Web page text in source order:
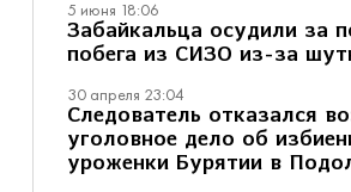
5 июня 18:06
Забайкальца осудили за
побега из СИЗО из-за
30 апреля 23:04
Следователь отказался
уголовное дело об
уроженки Бурятии в